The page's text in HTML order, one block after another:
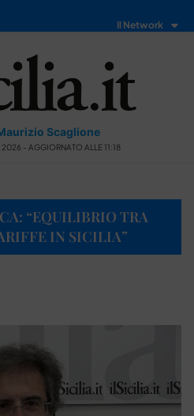
Il Network
Scaglione
- AGGIORNATO ALLE 11:18
“EQUILIBRIO TRA
IN SICILIA”